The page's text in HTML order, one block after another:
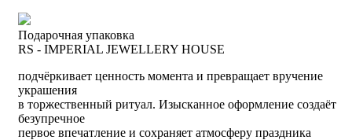
Подарочная упаковка
RS - IMPERIAL JEWELLERY HOUSE
подчёркивает ценность момента и превращает вручение
украшения
в торжественный ритуал. Изысканное оформление создаёт
безупречное
первое впечатление и сохраняет атмосферу праздника